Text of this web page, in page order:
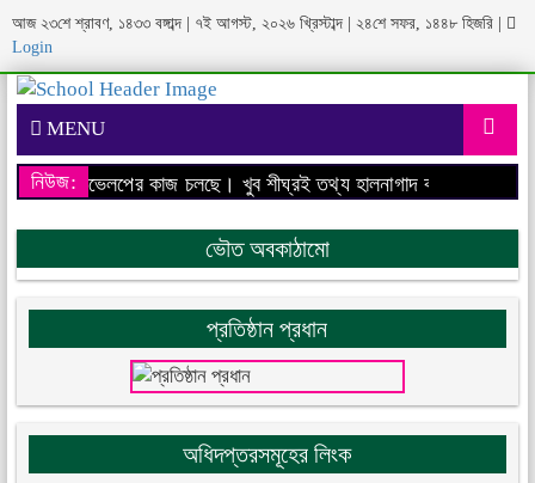
আজ ২৩শে শ্রাবণ, ১৪৩৩ বঙ্গাব্দ | ৭ই আগস্ট, ২০২৬ খ্রিস্টাব্দ | ২৪শে সফর, ১৪৪৮ হিজরি
Login
MENU
নিউজ:ডেভেলপের কাজ চলছে। খুব শীঘ্রই তথ্য হালনাগাদ করা হবে।
ভৌত অবকাঠামো
প্রতিষ্ঠান প্রধান
অধিদপ্তরসমূহের লিংক